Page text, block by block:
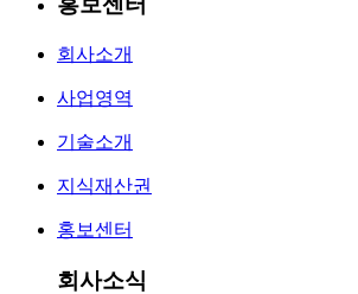
회사소개
사업영역
기술소개
지식재산권
홍보센터
회사소식